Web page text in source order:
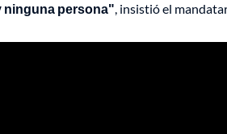
ninguna persona", insistió el